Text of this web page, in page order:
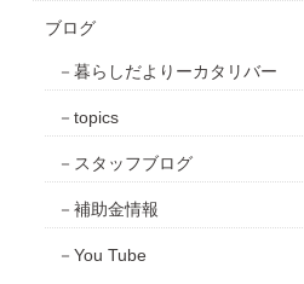
ブログ
暮らしだよりーカタリバー
topics
スタッフブログ
補助金情報
You Tube